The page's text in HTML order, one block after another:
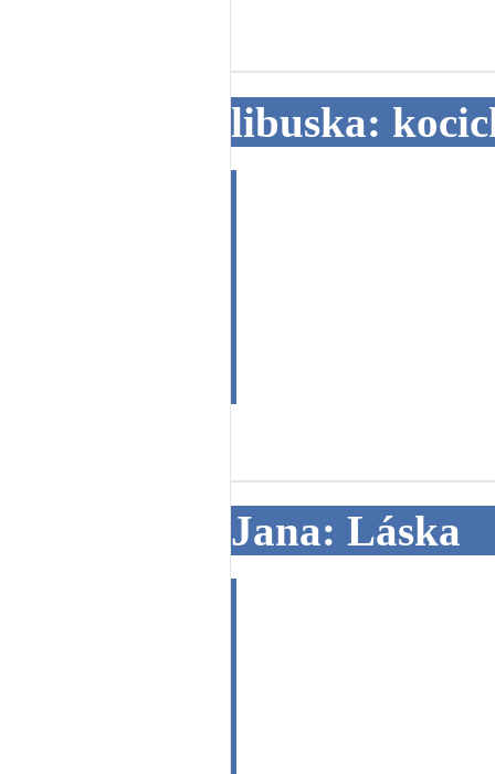
libuska:
Jana: Láska